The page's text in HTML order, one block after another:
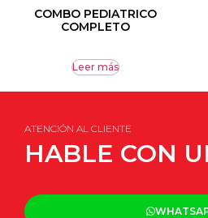
COMBO PEDIATRICO
COMPLETO
Leer más
ATENCIÓN AL CLIENTE
HABLE CON